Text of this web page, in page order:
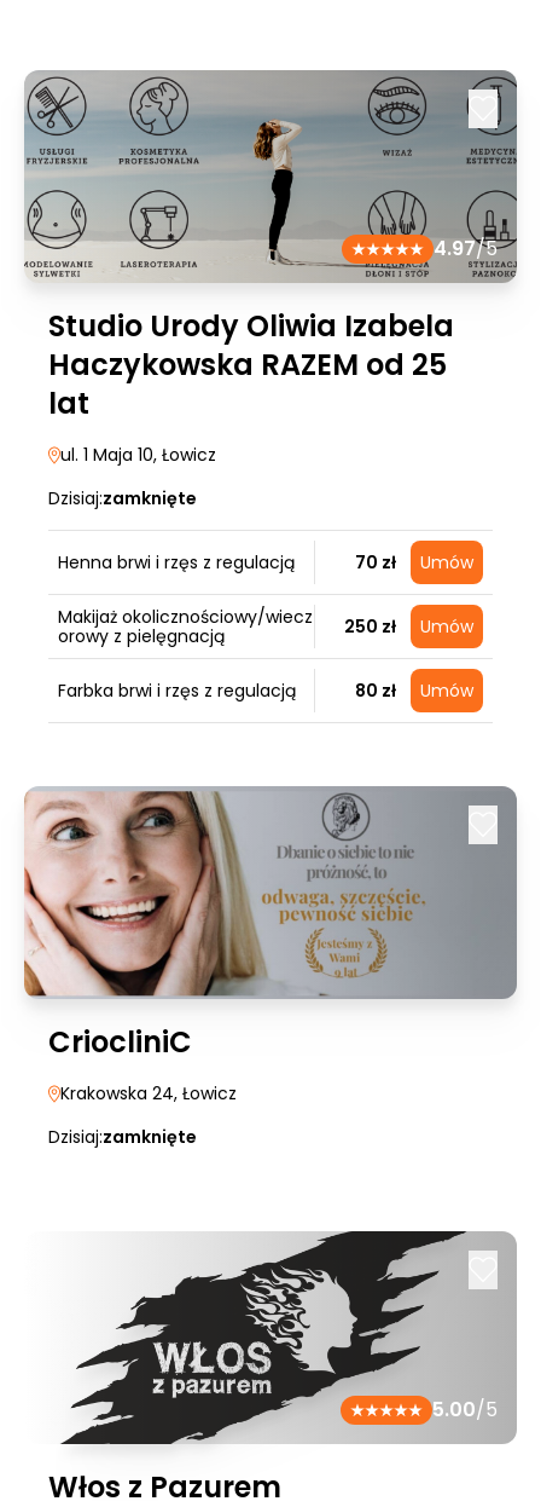
4.97/5
Studio Urody Oliwia Izabela
Haczykowska RAZEM od 25
lat
ul. 1 Maja 10, Łowicz
Dzisiaj:zamknięte
Henna brwi i rzęs z regulacją 70 zł Umów
Makijaż okolicznościowy/wiecz
orowy z pielęgnacją
250 zł Umów
Farbka brwi i rzęs z regulacją 80 zł Umów
CriocliniC
Krakowska 24, Łowicz
Dzisiaj:zamknięte
5.00/5
Włos z Pazurem